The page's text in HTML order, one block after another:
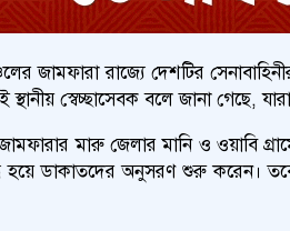
জামফারা রাজ্যে দেশটির
স্বেচ্ছাসেবক বলে জানা গেছে,
মারু জেলার মানি ও ওয়াবি
হয়ে ডাকাতদের অনুসরণ শুরু করেন।